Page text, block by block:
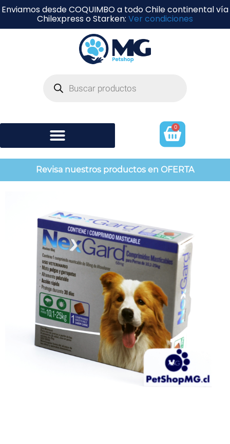
Enviamos desde COQUIMBO a todo Chile continental vía
Chilexpress o Starken: Ver condiciones
0
Revisa nuestros productos en OFERTA